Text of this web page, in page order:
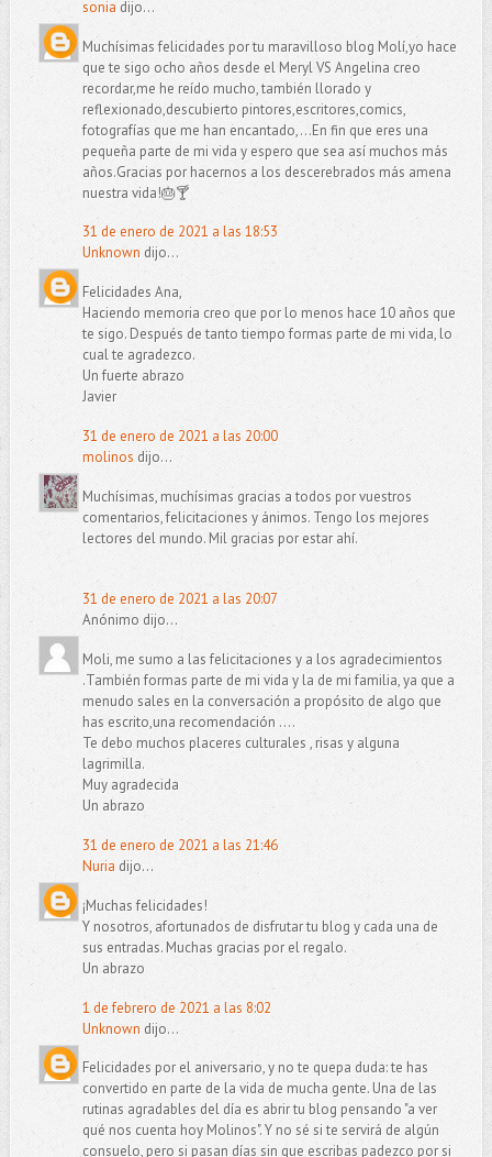
sonia dijo...
Muchísimas felicidades por tu maravilloso blog Molí,yo hace
que te sigo ocho años desde el Meryl VS Angelina creo
recordar,me he reído mucho, también llorado y
reflexionado,descubierto pintores,escritores,comics,
fotografías que me han encantado,...En fin que eres una
pequeña parte de mi vida y espero que sea así muchos más
años.Gracias por hacernos a los descerebrados más amena
nuestra vida!🎂🍸
31 de enero de 2021 a las 18:53
Unknown dijo...
Felicidades Ana,
Haciendo memoria creo que por lo menos hace 10 años que
te sigo. Después de tanto tiempo formas parte de mi vida, lo
cual te agradezco.
Un fuerte abrazo
Javier
31 de enero de 2021 a las 20:00
molinos dijo...
Muchísimas, muchísimas gracias a todos por vuestros
comentarios, felicitaciones y ánimos. Tengo los mejores
lectores del mundo. Mil gracias por estar ahí.
31 de enero de 2021 a las 20:07
Anónimo dijo...
Moli, me sumo a las felicitaciones y a los agradecimientos
.También formas parte de mi vida y la de mi familia, ya que a
menudo sales en la conversación a propósito de algo que
has escrito,una recomendación ....
Te debo muchos placeres culturales , risas y alguna
lagrimilla.
Muy agradecida
Un abrazo
31 de enero de 2021 a las 21:46
Nuria dijo...
¡Muchas felicidades!
Y nosotros, afortunados de disfrutar tu blog y cada una de
sus entradas. Muchas gracias por el regalo.
Un abrazo
1 de febrero de 2021 a las 8:02
Unknown dijo...
Felicidades por el aniversario, y no te quepa duda: te has
convertido en parte de la vida de mucha gente. Una de las
rutinas agradables del día es abrir tu blog pensando "a ver
qué nos cuenta hoy Molinos". Y no sé si te servirá de algún
consuelo, pero si pasan días sin que escribas padezco por si